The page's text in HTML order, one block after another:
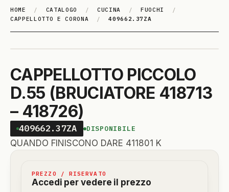
HOME / CATALOGO / CUCINA / FUOCHI
/
CAPPELLOTTO E CORONA
/ 409662.37ZA
CAPPELLOTTO PICCOLO
D.55 (BRUCIATORE 418713
– 418726)
409662.37ZA DISPONIBILE
QUANDO FINISCONO DARE 411801 K
PREZZO / RISERVATO
Accedi per vedere il prezzo